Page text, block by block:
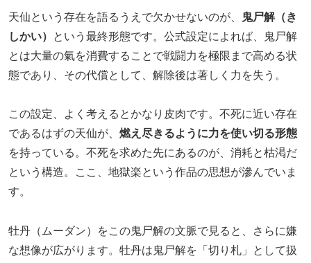
天仙という存在を語るうえで欠かせないのが、
鬼尸解（き
しかい）
という最終形態です。公式設定によれば、鬼尸解
とは大量の氣を消費することで戦闘力を極限まで高める状
態であり、その代償として、解除後は著しく力を失う。
この設定、よく考えるとかなり皮肉です。不死に近い存在
であるはずの天仙が、 燃え尽きるように力を使い切る形態
を持っている。不死を求めた先にあるのが、消耗と枯渇だ
という構造。ここ、地獄楽という作品の思想が滲んでいま
す。
牡丹（ムーダン）をこの鬼尸解の文脈で見ると、さらに嫌
な想像が広がります。牡丹は鬼尸解を「切り札」として扱